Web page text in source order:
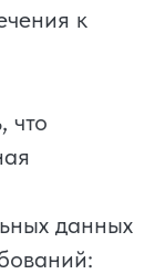
к
что
данных